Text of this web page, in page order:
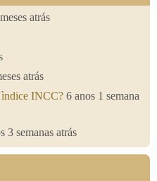
atrás
atrás
ìndice INCC? 6 anos 1 semana
3 semanas atrás